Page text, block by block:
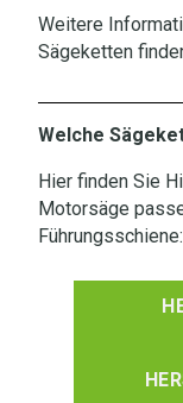
Weitere
Sägeketten
Welche
Hier finden Sie
Motorsäge
Führungsschiene: